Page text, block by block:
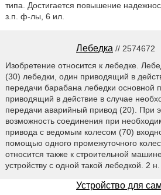
типа. Достигается повышение
з.п. ф-лы, 6 ил.
Лебедка // 2574672
Изобретение относится к лебедке.
(30) лебедки, один приводящий в
передачи барабана лебедки основной
приводящий в действие в случае
передачи аварийный привод (20). При
возможность соединения при
привода с ведомым колесом (70)
помощью одного промежуточного
относится также к строительной
устройству с одной такой лебедкой. 2
Устройство для